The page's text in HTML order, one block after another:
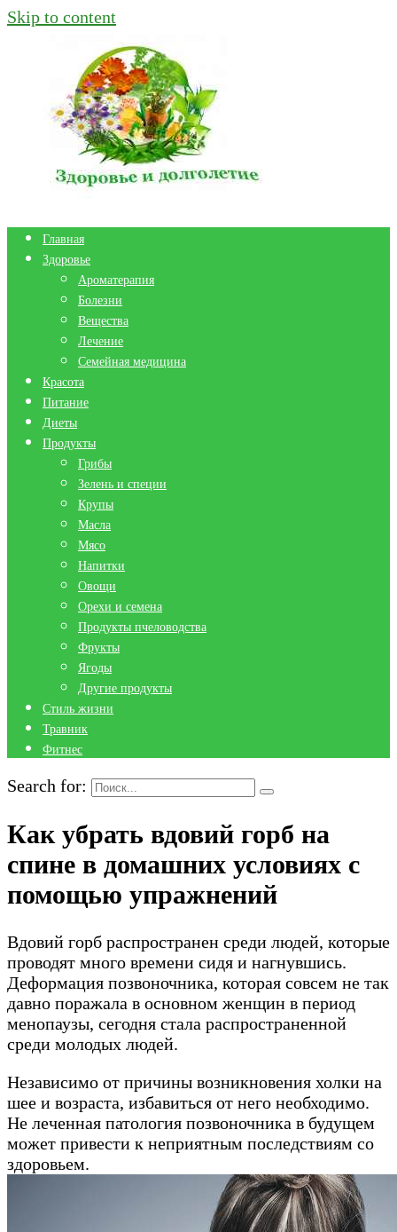
Skip to content
Главная
Здоровье
Ароматерапия
Болезни
Вещества
Лечение
Семейная медицина
Красота
Питание
Диеты
Продукты
Грибы
Зелень и специи
Крупы
Масла
Мясо
Напитки
Овощи
Орехи и семена
Продукты пчеловодства
Фрукты
Ягоды
Другие продукты
Стиль жизни
Травник
Фитнес
Search for:
Как убрать вдовий горб на
спине в домашних условиях с
помощью упражнений
Вдовий горб распространен среди людей, которые
проводят много времени сидя и нагнувшись.
Деформация позвоночника, которая совсем не так
давно поражала в основном женщин в период
менопаузы, сегодня стала распространенной
среди молодых людей.
Независимо от причины возникновения холки на
шее и возраста, избавиться от него необходимо.
Не леченная патология позвоночника в будущем
может привести к неприятным последствиям со
здоровьем.